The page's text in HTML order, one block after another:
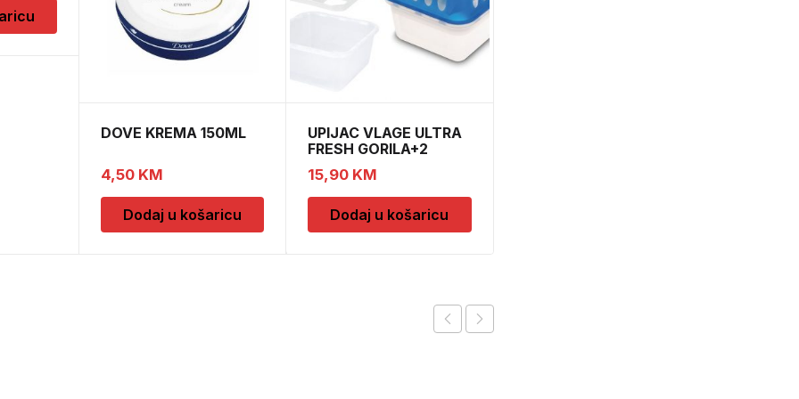
DOVE KREMA 150ML
4,50 KM
Dodaj u košaricu
UPIJAC VLAGE ULTRA
FRESH GORILA+2
DOPUNE
15,90 KM
Dodaj u košaricu